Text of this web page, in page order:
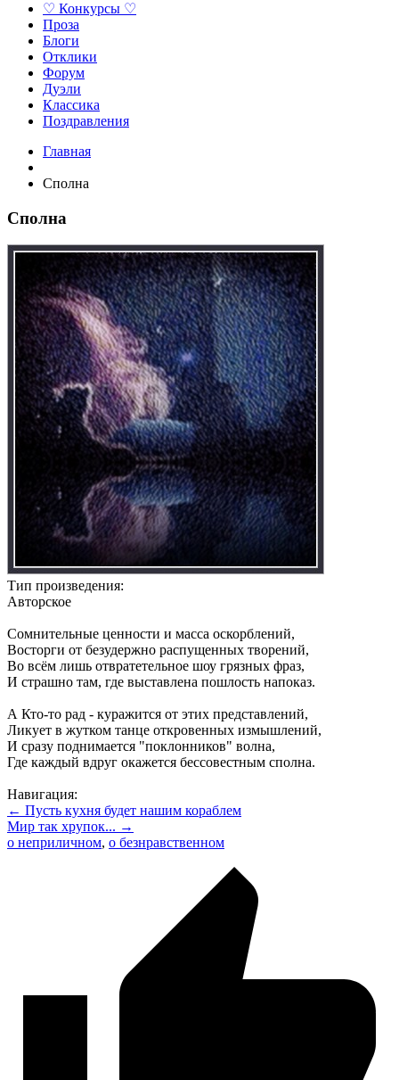
♡ Конкурсы ♡
Проза
Блоги
Отклики
Форум
Дуэли
Классика
Поздравления
Главная
Сполна
Сполна
Тип произведения:
Авторское
Сомнительные ценности и масса оскорблений,
Восторги от безудержно распущенных творений,
Во всём лишь отвратетельное шоу грязных фраз,
И страшно там, где выставлена пошлость напоказ.
А Кто-то рад - куражится от этих представлений,
Ликует в жутком танце откровенных измышлений,
И сразу поднимается "поклонников" волна,
Где каждый вдруг окажется бессовестным сполна.
Навигация:
← Пусть кухня будет нашим кораблем
Мир так хрупок... →
о неприличном, о безнравственном